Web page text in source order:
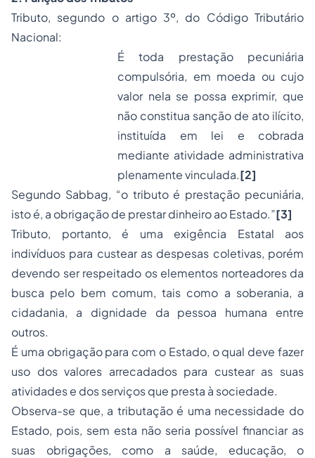
Tributo, segundo o artigo 3º, do Código Tributário
Nacional:
É toda prestação pecuniária
compulsória, em moeda ou cujo
valor nela se possa exprimir, que
não constitua sanção de ato ilícito,
instituída em lei e cobrada
mediante atividade administrativa
plenamente vinculada.[2]
Segundo Sabbag, “o tributo é prestação pecuniária,
isto é, a obrigação de prestar dinheiro ao Estado.”[3]
Tributo, portanto, é uma exigência Estatal aos
indivíduos para custear as despesas coletivas, porém
devendo ser respeitado os elementos norteadores da
busca pelo bem comum, tais como a soberania, a
cidadania, a dignidade da pessoa humana entre
outros.
É uma obrigação para com o Estado, o qual deve fazer
uso dos valores arrecadados para custear as suas
atividades e dos serviços que presta à sociedade.
Observa-se que, a tributação é uma necessidade do
Estado, pois, sem esta não seria possível financiar as
suas obrigações, como a saúde, educação, o